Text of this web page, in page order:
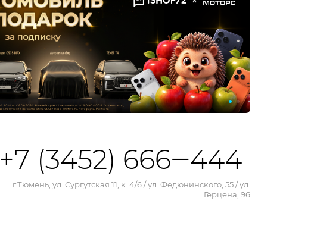
+7 (3452) 666‒444
г.Тюмень, ул. Сургутская 11, к. 4/6 / ул. Федюнинского, 55 / ул.
Герцена, 96